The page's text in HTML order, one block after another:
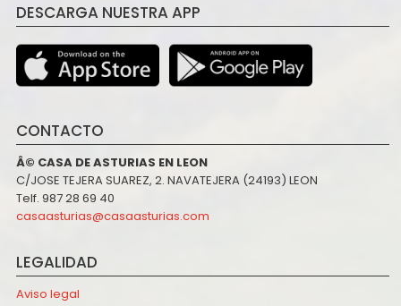
DESCARGA NUESTRA APP
CONTACTO
Â© CASA DE ASTURIAS EN LEON
C/JOSE TEJERA SUAREZ, 2. NAVATEJERA (24193) LEON
Telf. 987 28 69 40
casaasturias@casaasturias.com
LEGALIDAD
Aviso legal